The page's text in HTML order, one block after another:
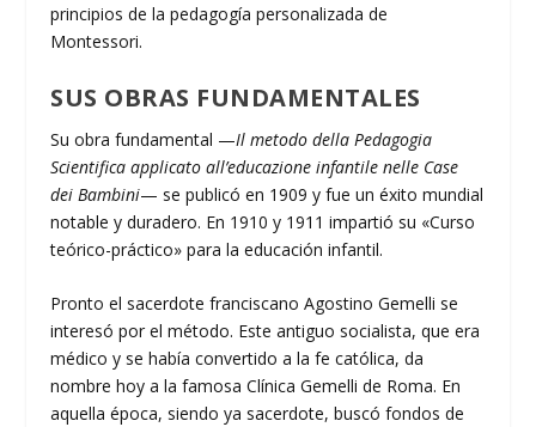
principios de la pedagogía personalizada de
Montessori.
SUS OBRAS FUNDAMENTALES
Su obra fundamental —Il metodo della Pedagogia
Scientifica applicato all’educazione infantile nelle Case
dei Bambini— se publicó en 1909 y fue un éxito mundial
notable y duradero. En 1910 y 1911 impartió su «Curso
teórico-práctico» para la educación infantil.
Pronto el sacerdote franciscano Agostino Gemelli se
interesó por el método. Este antiguo socialista, que era
médico y se había convertido a la fe católica, da
nombre hoy a la famosa Clínica Gemelli de Roma. En
aquella época, siendo ya sacerdote, buscó fondos de